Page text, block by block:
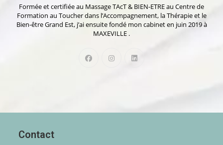
Formée et certifiée au Massage TAcT & BIEN-ETRE au Centre de
Formation au Toucher dans l’Accompagnement, la Thérapie et le
Bien-être Grand Est, j’ai ensuite fondé mon cabinet en juin 2019 à
MAXEVILLE .
Contact